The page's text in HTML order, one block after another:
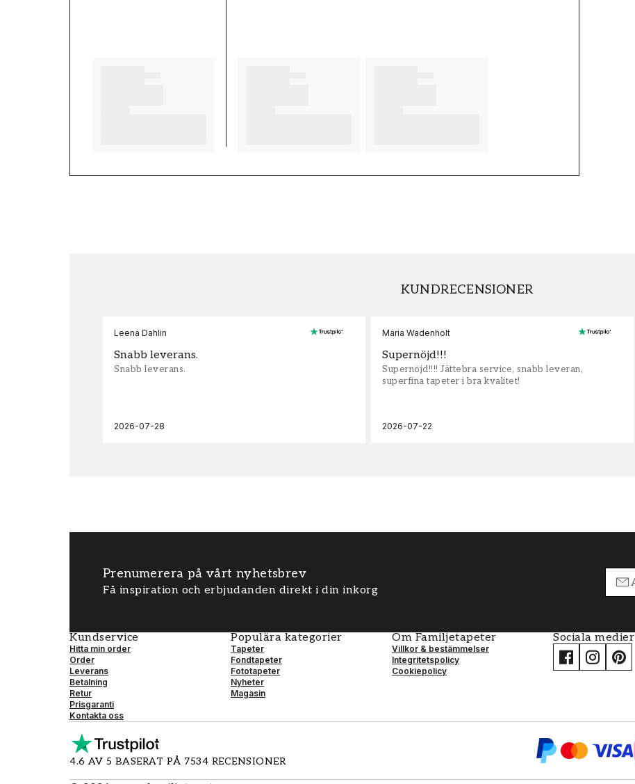
KUNDRECENSIONER
Leena Dahlin
Snabb leverans.
Snabb leverans.
2026-07-28
Maria Wadenholt
Supernöjd!!!
Supernöjd!!!! Jättebra service, snabb leveran,
superfina tapeter i bra kvalitet!
2026-07-22
Prenumerera på vårt nyhetsbrev
Få inspiration och erbjudanden direkt i din inkorg
Kundservice
Hitta min order
Order
Leverans
Betalning
Retur
Prisgaranti
Kontakta oss
Populära kategorier
Tapeter
Fondtapeter
Fototapeter
Nyheter
Magasin
Om Familjetapeter
Villkor & bestämmelser
Integritetspolicy
Cookiepolicy
Sociala medier
4.6 AV 5 BASERAT PÅ 7534 RECENSIONER